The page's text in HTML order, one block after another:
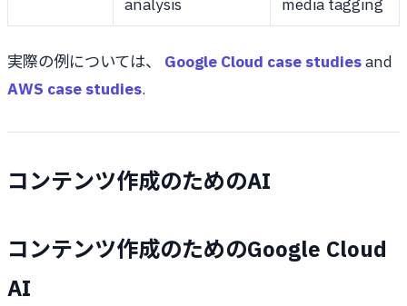
実際の例については、 Google Cloud case studiesand
AWS case studies.
コンテンツ作成のためのAI
コンテンツ作成のためのGoogle Cloud
AI